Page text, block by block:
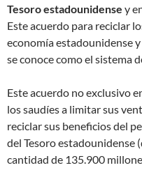
Tesoro estadounidense y
Este acuerdo para reciclar
economía estadounidense
se conoce como el sistema
Este acuerdo no exclusivo
los saudíes a limitar sus
reciclar sus beneficios del
del Tesoro estadounidense
cantidad de 135.900